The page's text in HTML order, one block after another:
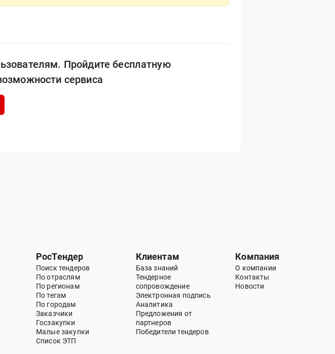
Пройдите бесплатную
сервиса
РосТендер
Поиск тендеров
По отраслям
По регионам
По тегам
По городам
Заказчики
Госзакупки
Малые закупки
Список ЭТП
Клиентам
База знаний
Тендерное
сопровождение
Электронная подпись
Аналитика
Предложения от
партнеров
Победители тендеров
Компания
О компании
Контакты
Новости